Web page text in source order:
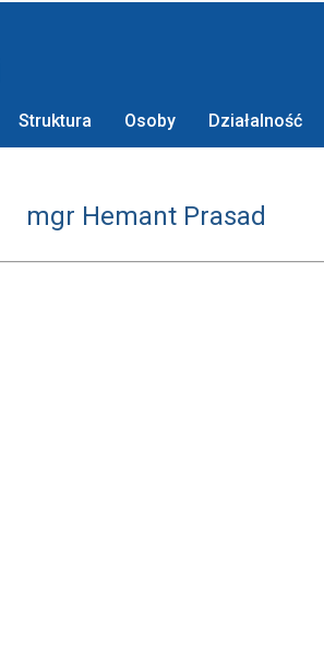
Struktura Osoby Działalność
mgr Hemant Prasad